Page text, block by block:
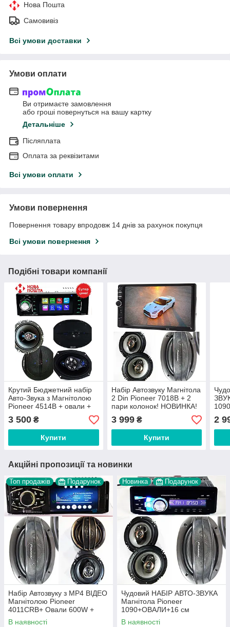
Нова Пошта
Самовивіз
Всі умови доставки
Умови оплати
Ви отримаєте замовлення
або гроші повернуться на вашу картку
Детальніше
Післяплата
Оплата за реквізитами
Всі умови оплати
Умови повернення
Повернення товару впродовж 14 днів за рахунок покупця
Всі умови повернення
Подібні товари компанії
Крутий Бюджетний набір
Авто-Звука з Магнітолою
Pioneer 4514B + овали +
ПОДАРУНОК!
3 500 ₴
Купити
Набір Автозвуку Магнітола
2 Din Pioneer 7018B + 2
пари колонок! НОВИНКА!
3 999₴
Купити
2
Акційні пропозиції та новинки
Топ продажів Подарунок
Набір Автозвуку з МР4 ВІДЕО
Магнітолою Pioneer
4011CRB+ Овали 600W +
круглі 16 см 300W! НОВИНКА
В наявності
Новинка Подарунок
Чудовий НАБІР АВТО-ЗВУКА
Магнітола Pioneer
1090+ОВАЛИ+16 см
Колонки+ ПОДАРУНОК!
В наявності